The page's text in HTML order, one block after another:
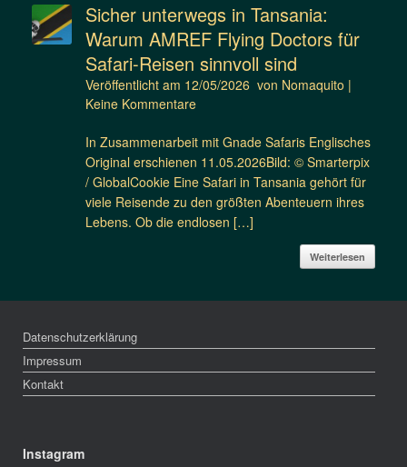
Sicher unterwegs in Tansania:
Warum AMREF Flying Doctors für
Safari-Reisen sinnvoll sind
Veröffentlicht am 12/05/2026 von Nomaquito |
Keine Kommentare
In Zusammenarbeit mit Gnade Safaris Englisches
Original erschienen 11.05.2026Bild: © Smarterpix
/ GlobalCookie Eine Safari in Tansania gehört für
viele Reisende zu den größten Abenteuern ihres
Lebens. Ob die endlosen […]
Weiterlesen
Datenschutzerklärung
Impressum
Kontakt
Instagram